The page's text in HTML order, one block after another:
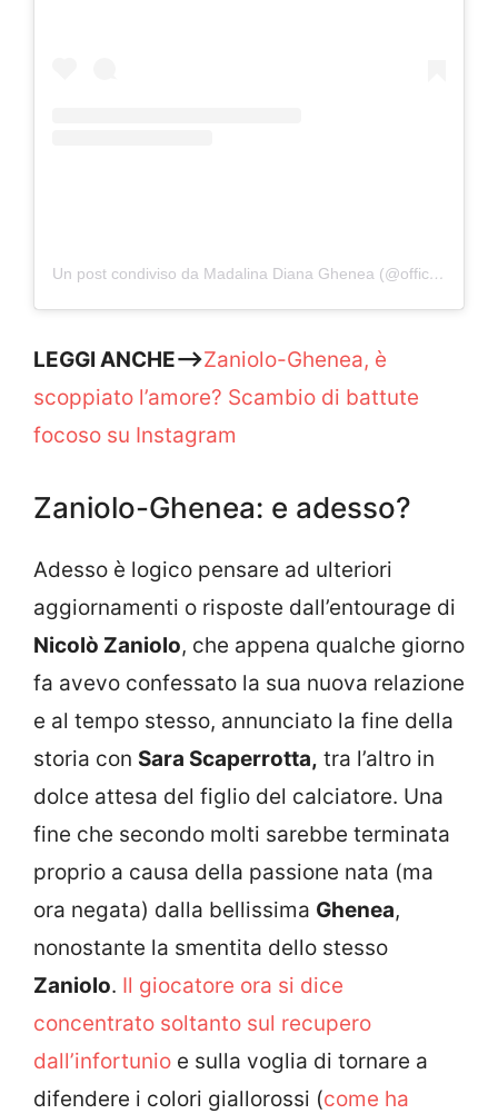
Un post condiviso da Madalina Diana Ghenea (@officialmadalinaghenea)
LEGGI ANCHE–>Zaniolo-Ghenea, è
scoppiato l’amore? Scambio di battute
focoso su Instagram
Zaniolo-Ghenea: e adesso?
Adesso è logico pensare ad ulteriori
aggiornamenti o risposte dall’entourage di
Nicolò Zaniolo, che appena qualche giorno
fa avevo confessato la sua nuova relazione
e al tempo stesso, annunciato la fine della
storia con Sara Scaperrotta, tra l’altro in
dolce attesa del figlio del calciatore. Una
fine che secondo molti sarebbe terminata
proprio a causa della passione nata (ma
ora negata) dalla bellissima Ghenea,
nonostante la smentita dello stesso
Zaniolo. Il giocatore ora si dice
concentrato soltanto sul recupero
dall’infortunio e sulla voglia di tornare a
difendere i colori giallorossi (come ha